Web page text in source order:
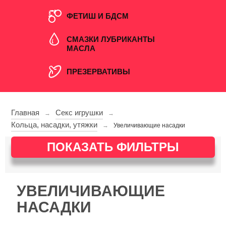
ФЕТИШ И БДСМ
СМАЗКИ ЛУБРИКАНТЫ
МАСЛА
ПРЕЗЕРВАТИВЫ
Главная → Секс игрушки →
Кольца, насадки, утяжки → Увеличивающие насадки
ПОКАЗАТЬ ФИЛЬТРЫ
УВЕЛИЧИВАЮЩИЕ
НАСАДКИ